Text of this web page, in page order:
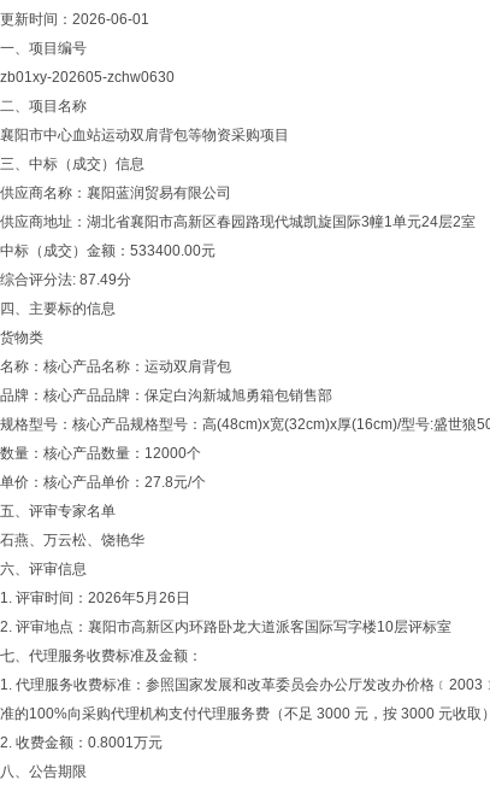
更新时间：2026-06-01
一、项目编号
zb01xy-202605-zchw0630
二、项目名称
襄阳市中心血站运动双肩背包等物资采购项目
三、中标（成交）信息
供应商名称：襄阳蓝润贸易有限公司
供应商地址：湖北省襄阳市高新区春园路现代城凯旋国际3幢1单元24层2室
中标（成交）金额：533400.00元
综合评分法: 87.49分
四、主要标的信息
货物类
名称：核心产品名称：运动双肩背包
品牌：核心产品品牌：保定白沟新城旭勇箱包销售部
规格型号：核心产品规格型号：高(48cm)x宽(32cm)x厚(16cm)/型号:盛世狼
数量：核心产品数量：12000个
单价：核心产品单价：27.8元/个
五、评审专家名单
石燕、万云松、饶艳华
六、评审信息
1. 评审时间：2026年5月26日
2. 评审地点：襄阳市高新区内环路卧龙大道派客国际写字楼10层评标室
七、代理服务收费标准及金额：
1. 代理服务收费标准：参照国家发展和改革委员会办公厅发改办价格
准的100%向采购代理机构支付代理服务费（不足 3000 元，按 3000 元收取
2. 收费金额：0.8001万元
八、公告期限